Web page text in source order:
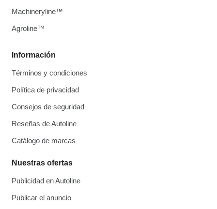
Información
Términos y condiciones
Política de privacidad
Consejos de seguridad
Reseñas de Autoline
Catálogo de marcas
Nuestras ofertas
Publicidad en Autoline
Publicar el anuncio
Machineryline™
Agroline™